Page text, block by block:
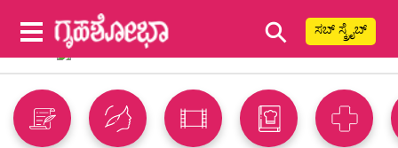
⚲ ಸಬ್ ಸ್ಕ್ರೈಬ್